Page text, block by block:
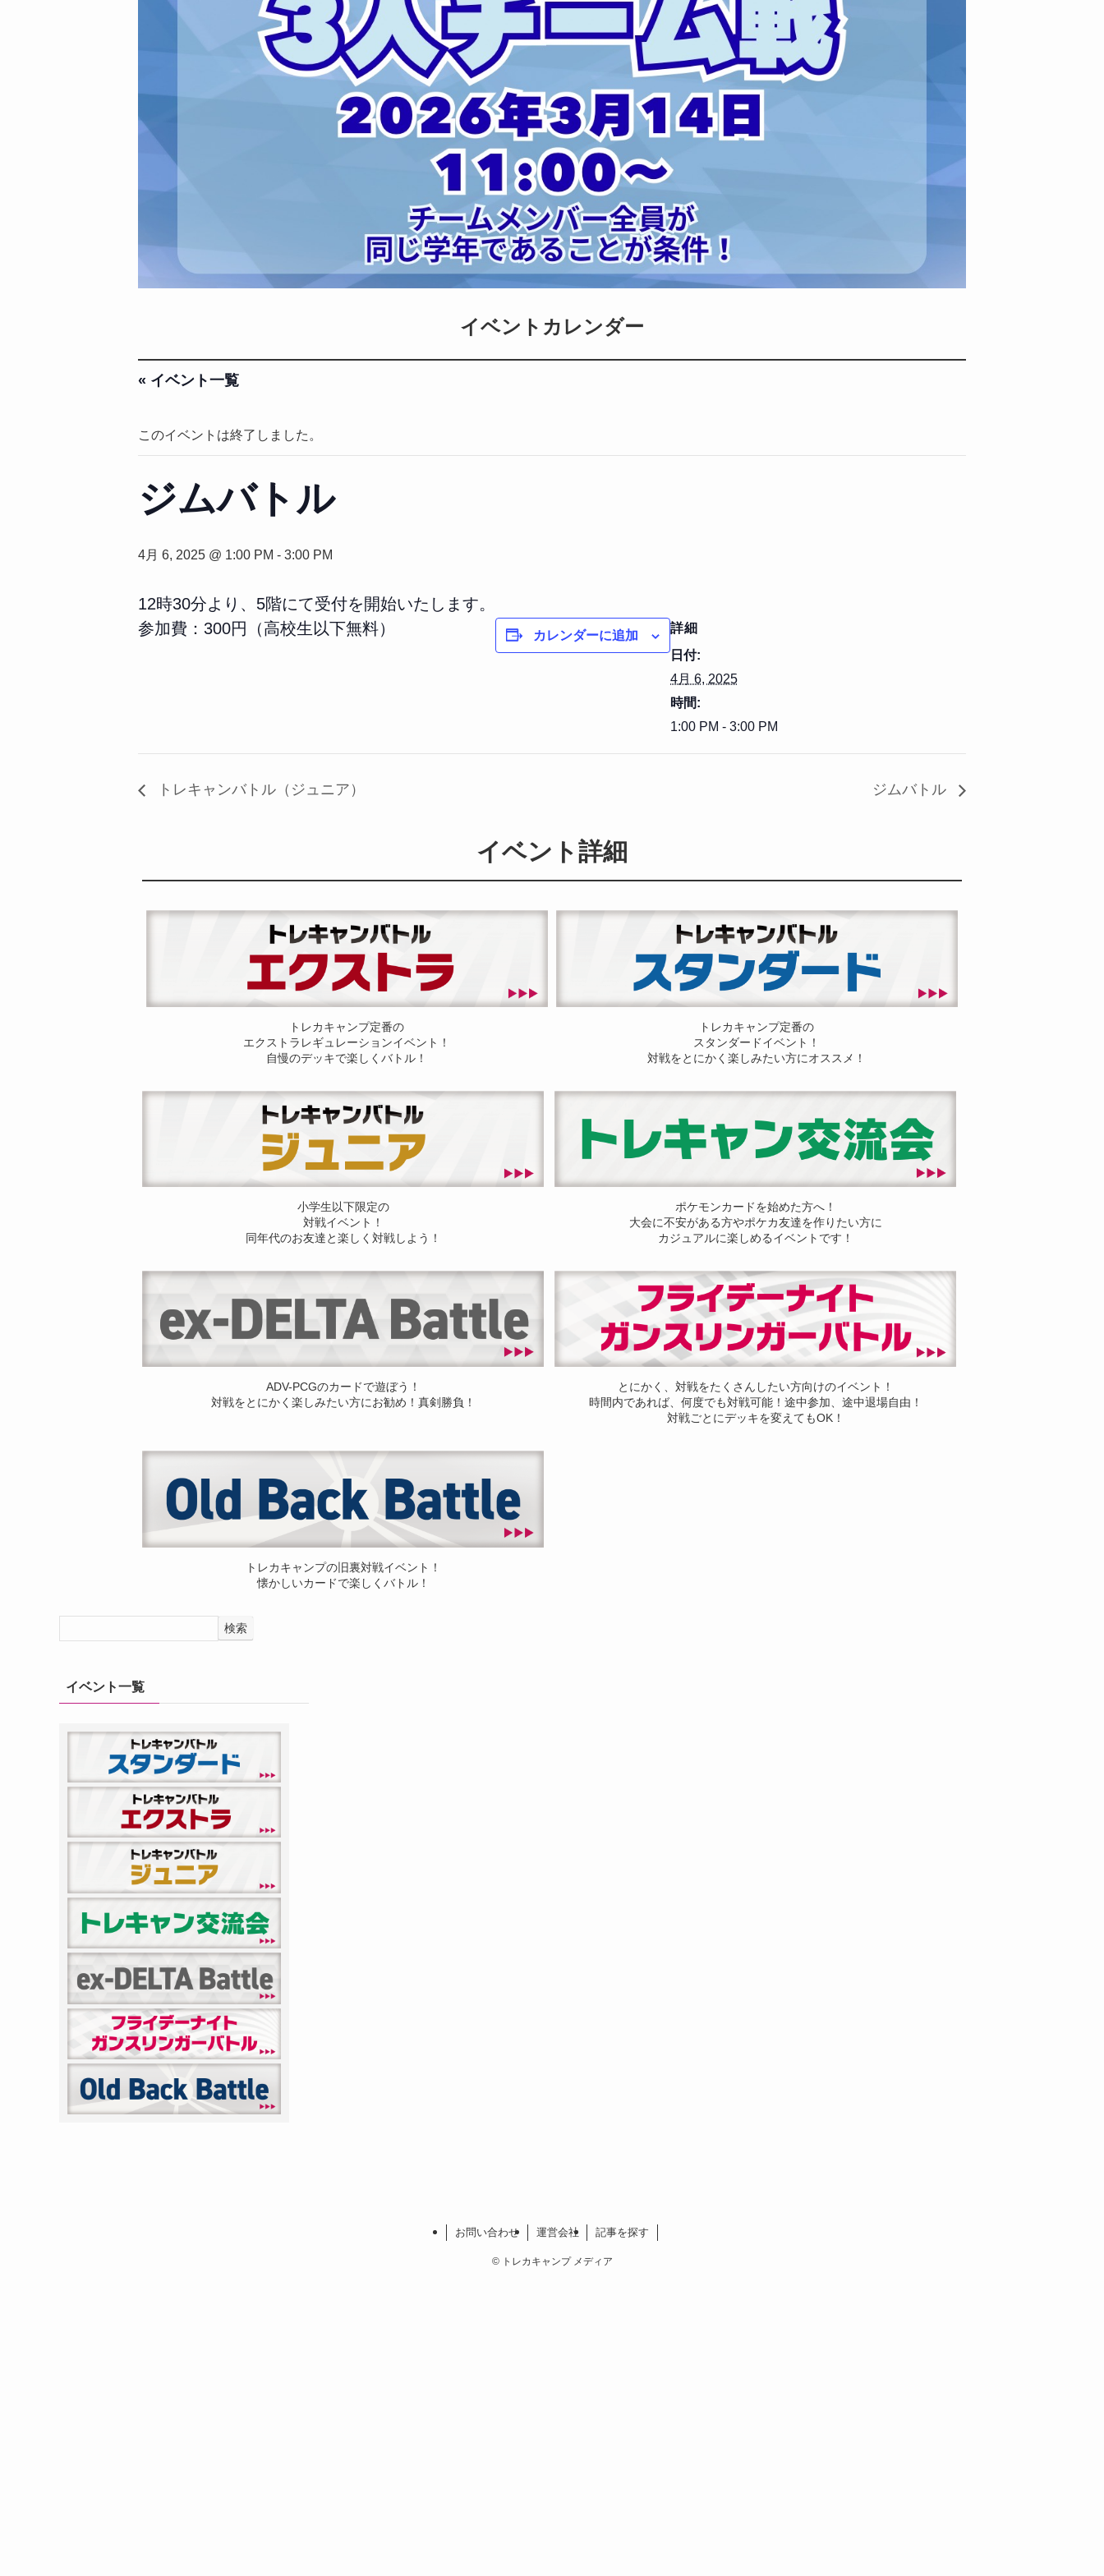
イベントカレンダー
« イベント一覧
このイベントは終了しました。
ジムバトル
4月 6, 2025 @ 1:00 PM - 3:00 PM
12時30分より、5階にて受付を開始いたします。
参加費：300円（高校生以下無料）
カレンダーに追加
詳細
日付:
4月 6, 2025
時間:
1:00 PM - 3:00 PM
トレキャンバトル（ジュニア） ジムバトル
イベント詳細
トレカキャンプ定番の
エクストラレギュレーションイベント！
自慢のデッキで楽しくバトル！
トレカキャンプ定番の
スタンダードイベント！
対戦をとにかく楽しみたい方にオススメ！
小学生以下限定の
対戦イベント！
同年代のお友達と楽しく対戦しよう！
ポケモンカードを始めた方へ！
大会に不安がある方やポケカ友達を作りたい方に
カジュアルに楽しめるイベントです！
ADV-PCGのカードで遊ぼう！
対戦をとにかく楽しみたい方にお勧め！真剣勝負！
とにかく、対戦をたくさんしたい方向けのイベント！
時間内であれば、何度でも対戦可能！途中参加、途中退場自由！
対戦ごとにデッキを変えてもOK！
トレカキャンプの旧裏対戦イベント！
懐かしいカードで楽しくバトル！
検索
イベント一覧
お問い合わせ 運営会社 記事を探す
©トレカキャンプ メディア